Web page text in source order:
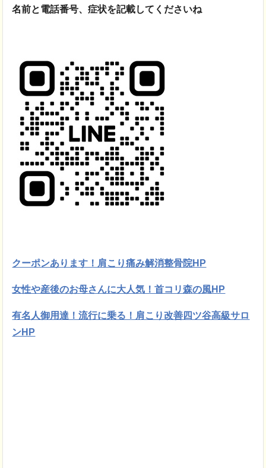
名前と電話番号、症状を記載してくださいね
クーポンあります！肩こり痛み解消整骨院HP
女性や産後のお母さんに大人気！首コリ森の風HP
有名人御用達！流行に乗る！肩こり改善四ツ谷高級サロ
ンHP